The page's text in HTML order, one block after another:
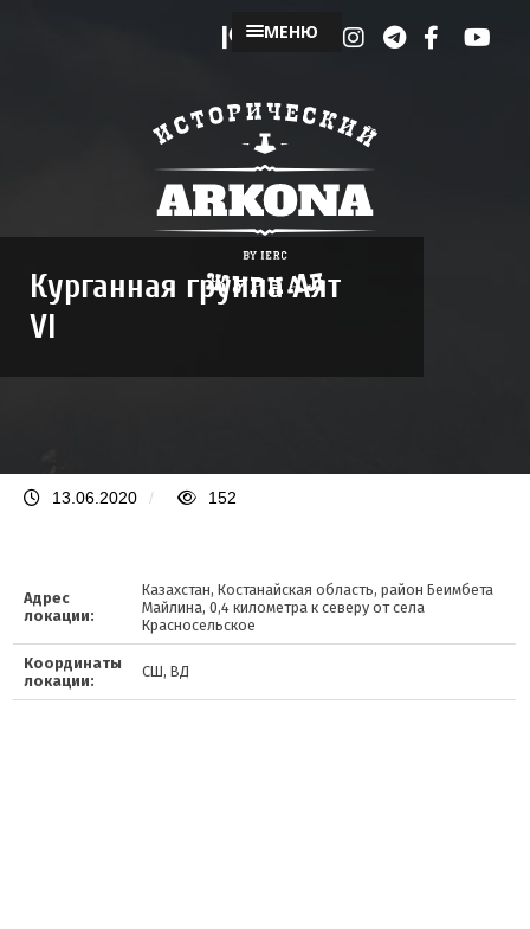
МЕНЮ
Курганная группа Аят
VI
13.06.2020 / 152
Адрес
локации:
Казахстан, Костанайская область, район Беимбета
Майлина, 0,4 километра к северу от села
Красносельское
Координаты
локации:
СШ, ВД